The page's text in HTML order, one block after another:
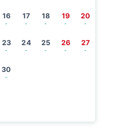
16
-
17
-
18
-
19
-
20
-
23
-
24
-
25
-
26
-
27
-
30
-